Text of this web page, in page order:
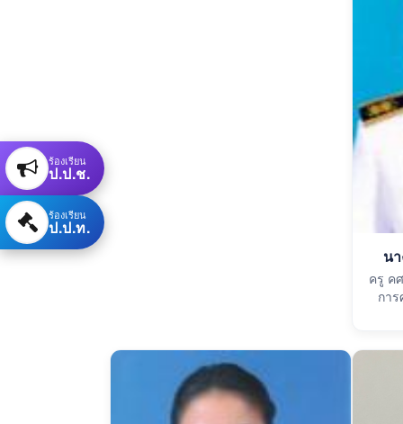
น
ครู ค
กา
ร้องเรียน
ป.ป.ช.
ร้องเรียน
ป.ป.ท.